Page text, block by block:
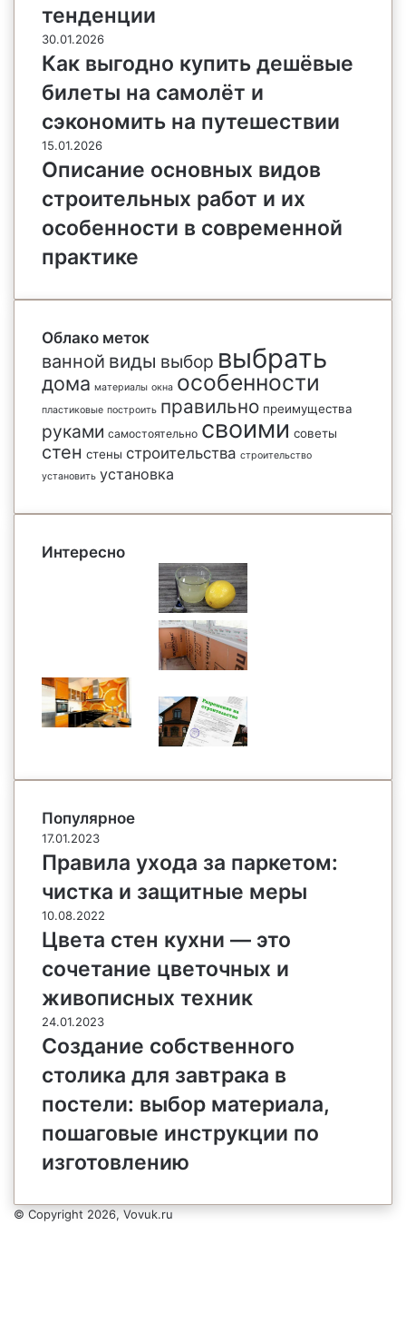
тенденции
30.01.2026
Как выгодно купить дешёвые
билеты на самолёт и
сэкономить на путешествии
15.01.2026
Описание основных видов
строительных работ и их
особенности в современной
практике
Облако меток
ванной виды выбор выбрать
дома материалы окна особенности
пластиковые построить правильно преимущества
руками самостоятельно своими советы
стен стены строительства строительство
установить установка
Интересно
Популярное
17.01.2023
Правила ухода за паркетом:
чистка и защитные меры
10.08.2022
Цвета стен кухни — это
сочетание цветочных и
живописных техник
24.01.2023
Создание собственного
столика для завтрака в
постели: выбор материала,
пошаговые инструкции по
изготовлению
© Copyright 2026, Vovuk.ru